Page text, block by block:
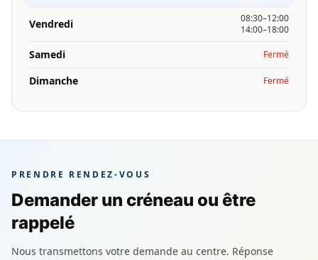
Vendredi
08:30–12:00
14:00–18:00
Samedi Fermé
Dimanche Fermé
PRENDRE RENDEZ-VOUS
Demander un créneau ou être
rappelé
Nous transmettons votre demande au centre. Réponse